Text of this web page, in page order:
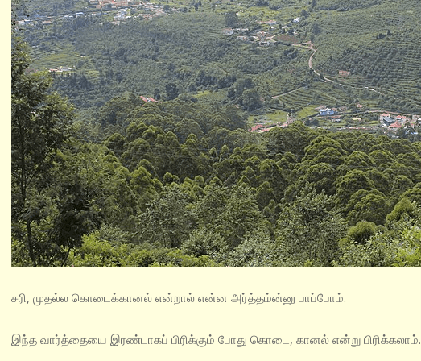
சரி, முதல்ல கொடைக்கானல் என்றால் என்ன அர்த்தம்ன்னு பாப்போம்.
இந்த வார்த்தையை இரண்டாகப் பிரிக்கும் போது கொடை, கானல் என்று பிரிக்கலாம்.